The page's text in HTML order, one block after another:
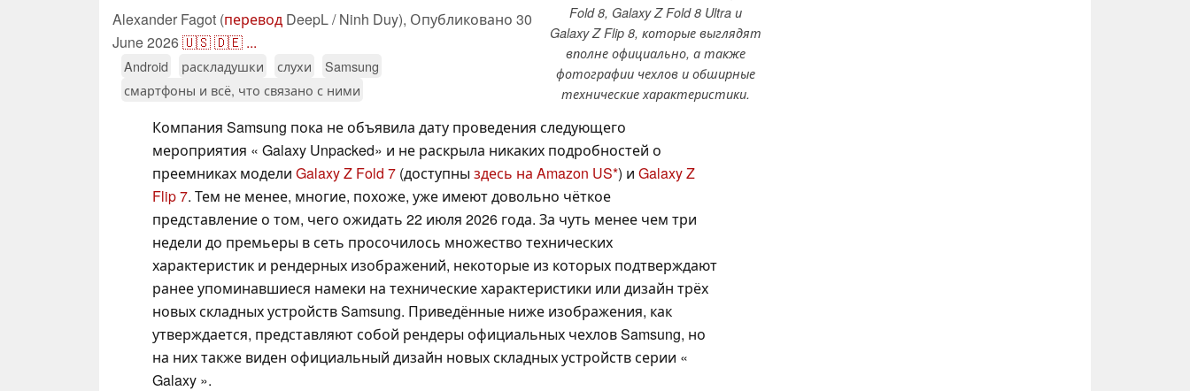
Fold 8, Galaxy Z Fold 8 Ultra и
Galaxy Z Flip 8, которые выглядят
вполне официально, а также
фотографии чехлов и обширные
технические характеристики.
Alexander Fagot (перевод DeepL / Ninh Duy), Опубликовано 30
June 2026🇺🇸🇩🇪 ...
Android раскладушки слухи
Samsung
смартфоны и всё, что связано с ними
Компания Samsung пока не объявила дату проведения следующего
мероприятия « Galaxy Unpacked» и не раскрыла никаких подробностей о
преемниках модели Galaxy Z Fold 7 (доступны здесь на Amazon US ) и Galaxy Z
Flip 7. Тем не менее, многие, похоже, уже имеют довольно чёткое
представление о том, чего ожидать 22 июля 2026 года. За чуть менее чем три
недели до премьеры в сеть просочилось множество технических
характеристик и рендерных изображений, некоторые из которых подтверждают
ранее упоминавшиеся намеки на технические характеристики или дизайн трёх
новых складных устройств Samsung. Приведённые ниже изображения, как
утверждается, представляют собой рендеры официальных чехлов Samsung, но
на них также виден официальный дизайн новых складных устройств серии «
Galaxy ».